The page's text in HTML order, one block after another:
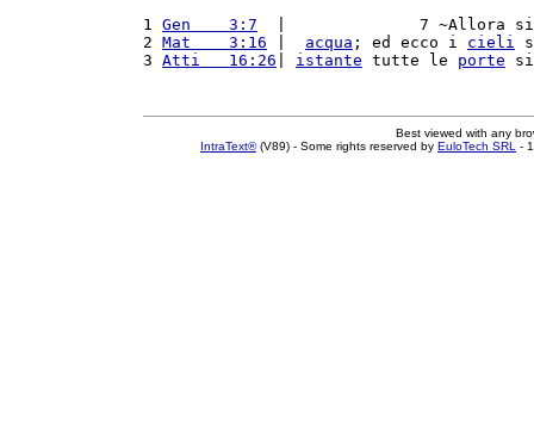
1 Gen    3:7
|              7 ~Allora
2 Mat    3:16 acqua ; ed ecco i cieli
3 Atti   16:26 istante tutte le porte
Best viewed with any
IntraText®(V89) - Some rights reserved by EuloTech SRL -